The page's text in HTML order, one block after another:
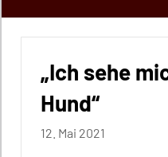
„Ich sehe
Hund“
12. Mai 2021